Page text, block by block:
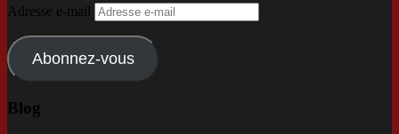
Adresse e-mail
Abonnez-vous
Blog